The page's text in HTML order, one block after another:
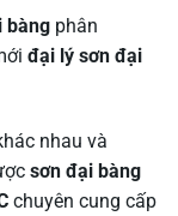
bàng phân
đại lý sơn đại
nhau và
sơn đại bàng
chuyên cung cấp